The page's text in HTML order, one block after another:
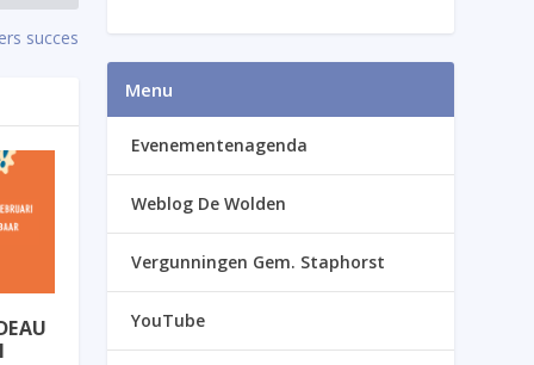
succes
Menu
Evenementenagenda
Weblog De Wolden
Vergunningen Gem. Staphorst
YouTube